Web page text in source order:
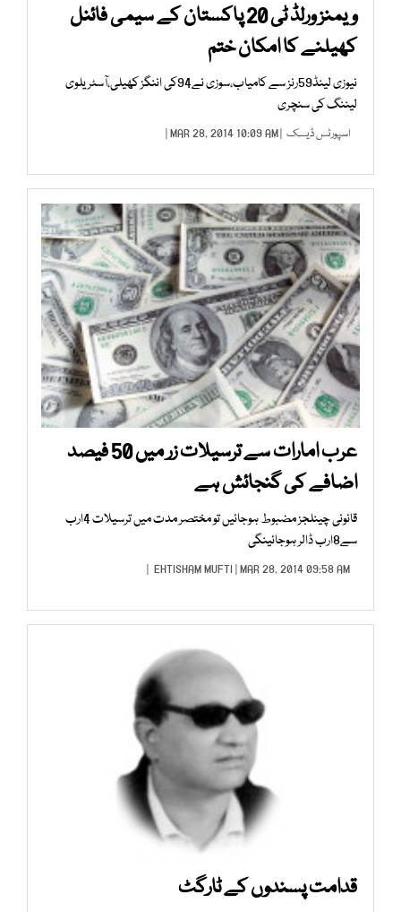
ویمنز ورلڈ ٹی 20 پاکستان کے سیمی فائنل
کھیلنے کا امکان ختم
نیوزی لینڈ59رنز سے کامیاب،سوزی نے94کی اننگز کھیلی،آسٹریلوی
لیننگ کی سنچری
اسپورٹس ڈیسک | MAR 28, 2014 10:09 AM |
عرب امارات سے ترسیلات زر میں 50 فیصد
اضافے کی گنجائش ہے
قانونی چینلجز مضبوط ہوجائیں تو مختصر مدت میں ترسیلات 4ارب
سے8ارب ڈالر ہوجائینگی
EHTISHAM MUFTI | MAR 28, 2014 09:58 AM |
قدامت پسندوں کے ٹارگٹ